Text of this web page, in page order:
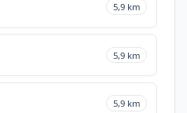
5,9 km
5,9 km
5,9 km